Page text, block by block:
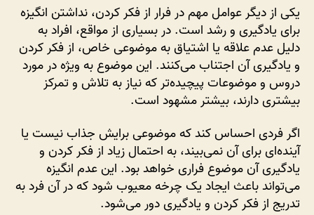
یکی از دیگر عوامل مهم در فرار از فکر کردن، نداشتن انگیزه
برای یادگیری و رشد است. در بسیاری از مواقع، افراد به
دلیل عدم علاقه یا اشتیاق به موضوعی خاص، از فکر کردن
و یادگیری آن اجتناب می‌کنند. این موضوع به ویژه در مورد
دروس و موضوعات پیچیده‌تر که نیاز به تلاش و تمرکز
بیشتری دارند، بیشتر مشهود است.
اگر فردی احساس کند که موضوعی برایش جذاب نیست یا
آینده‌ای برای آن نمی‌بیند، به احتمال زیاد از فکر کردن و
یادگیری آن موضوع فراری خواهد بود. این عدم انگیزه
می‌تواند باعث ایجاد یک چرخه معیوب شود که در آن فرد به
تدریج از فکر کردن و یادگیری دور می‌شود.